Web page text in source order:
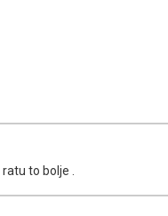
to bolje .